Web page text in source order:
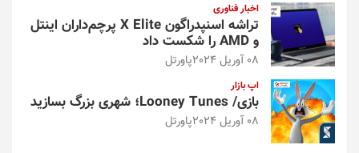
اخبار فناوری
تراشه اسنپدراگون X Elite پرچم‌داران اینتل
و AMD را شکست داد
08 آوریل 2024 پاورتل
اپ بازار
بازی/ Looney Tunes؛ شهری بزرگ بسازید
08 آوریل 2024 پاورتل